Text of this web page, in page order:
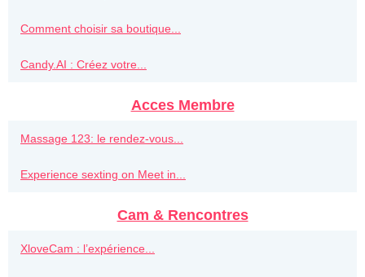
Comment choisir sa boutique...
Candy.AI : Créez votre...
Acces Membre
Massage 123: le rendez-vous...
Experience sexting on Meet in...
Cam & Rencontres
XloveCam : l’expérience...